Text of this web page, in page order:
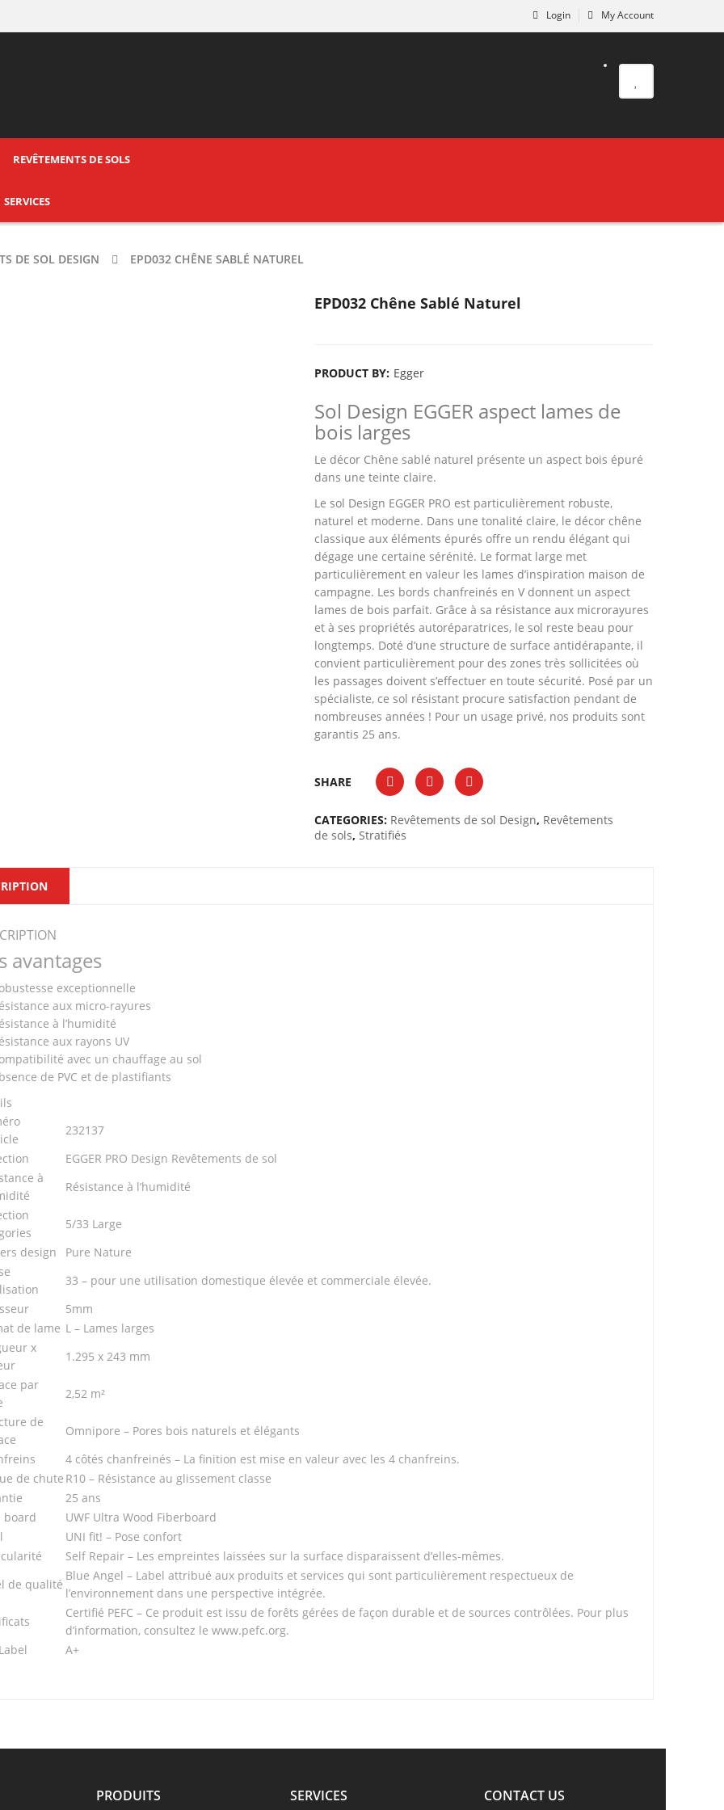
My Account
Login
REVÊTEMENTS DE SOLS
SERVICES
DE SOL DESIGN EPD032 CHÊNE SABLÉ NATUREL
EPD032 Chêne Sablé Naturel
PRODUCT BY: Egger
Sol Design EGGER aspect lames de
bois larges
Le décor Chêne sablé naturel présente un aspect bois épuré
dans une teinte claire.
Le sol Design EGGER PRO est particulièrement robuste,
naturel et moderne. Dans une tonalité claire, le décor chêne
classique aux éléments épurés offre un rendu élégant qui
dégage une certaine sérénité. Le format large met
particulièrement en valeur les lames d’inspiration maison de
campagne. Les bords chanfreinés en V donnent un aspect
lames de bois parfait. Grâce à sa résistance aux microrayures
et à ses propriétés autoréparatrices, le sol reste beau pour
longtemps. Doté d’une structure de surface antidérapante, il
convient particulièrement pour des zones très sollicitées où
les passages doivent s’effectuer en toute sécurité. Posé par un
spécialiste, ce sol résistant procure satisfaction pendant de
nombreuses années ! Pour un usage privé, nos produits sont
garantis 25 ans.
SHARE
CATEGORIES: Revêtements de sol Design, Revêtements
de sols, Stratifiés
avantages
exceptionnelle
aux micro-rayures
à l’humidité
aux rayons UV
avec un chauffage au sol
de PVC et de plastifiants
232137
EGGER PRO Design Revêtements de sol
à
Résistance à l’humidité
5/33 Large
design
Pure Nature
33 – pour une utilisation domestique élevée et commerciale élevée.
5mm
de lame L – Lames larges
x
1.295 x 243 mm
par
2,52 m²
de
Omnipore – Pores bois naturels et élégants
4 côtés chanfreinés – La finition est mise en valeur avec les 4 chanfreins.
de chute R10 – Résistance au glissement classe
25 ans
board
UWF Ultra Wood Fiberboard
UNI fit! – Pose confort
Self Repair – Les empreintes laissées sur la surface disparaissent d’elles-mêmes.
de qualité
Blue Angel – Label attribué aux produits et services qui sont particulièrement respectueux de
l’environnement dans une perspective intégrée.
Certifié PEFC – Ce produit est issu de forêts gérées de façon durable et de sources contrôlées. Pour plus
d’information, consultez le www.pefc.org.
A+
PRODUITS SERVICES CONTACT US